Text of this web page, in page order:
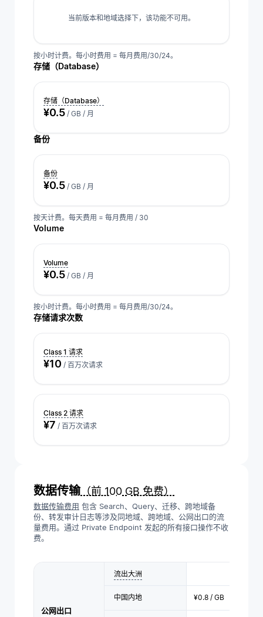
当前版本和地域选择下，该功能不可用。
按小时计费。每小时费用 = 每月费用/30/24。
存储（Database）
存储（Database）
¥0.5 / GB / 月
备份
备份
¥0.5 / GB / 月
按天计费。每天费用 = 每月费用 / 30
Volume
Volume
¥0.5 / GB / 月
按小时计费。每小时费用 = 每月费用/30/24。
存储请求次数
Class 1 请求
¥10 / 百万次请求
Class 2 请求
¥7 / 百万次请求
数据传输（前 100 GB 免费）
数据传输费用 包含 Search、Query、迁移、跨地域备
份、转发审计日志等涉及同地域、跨地域、公网出口的流
量费用。通过 Private Endpoint 发起的所有接口操作不收
费。
公网出口
流出大洲
中国内地 ¥0.8 / GB